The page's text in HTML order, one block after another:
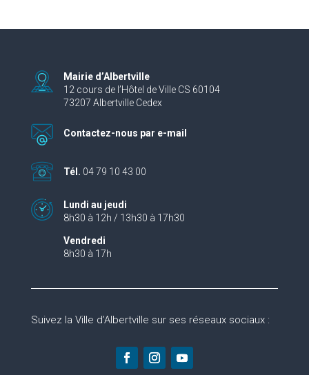
Mairie d’Albertville
12 cours de l’Hôtel de Ville CS 60104
73207 Albertville Cedex
Contactez-nous par e-mail
Tél. 04 79 10 43 00
Lundi au jeudi
8h30 à 12h / 13h30 à 17h30
Vendredi
8h30 à 17h
Suivez la Ville d’Albertville sur ses réseaux sociaux :